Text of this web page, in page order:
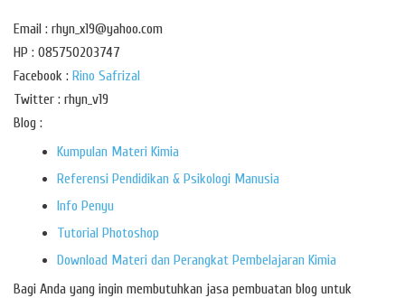
Email : rhyn_x19@yahoo.com
HP : 085750203747
Facebook : Rino Safrizal
Twitter : rhyn_v19
Blog :
Kumpulan Materi Kimia
Referensi Pendidikan & Psikologi Manusia
Info Penyu
Tutorial Photoshop
Download Materi dan Perangkat Pembelajaran Kimia
Bagi Anda yang ingin membutuhkan jasa pembuatan blog untuk